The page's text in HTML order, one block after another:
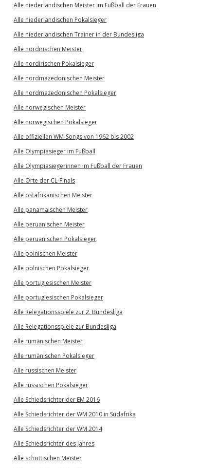
Alle niederländischen Meister im Fußball der Frauen
Alle niederländischen Pokalsieger
Alle niederländischen Trainer in der Bundesliga
Alle nordirischen Meister
Alle nordirischen Pokalsieger
Alle nordmazedonischen Meister
Alle nordmazedonischen Pokalsieger
Alle norwegischen Meister
Alle norwegischen Pokalsieger
Alle offiziellen WM-Songs von 1962 bis 2002
Alle Olympiasieger im Fußball
Alle Olympiasiegerinnen im Fußball der Frauen
Alle Orte der CL-Finals
Alle ostafrikanischen Meister
Alle panamaischen Meister
Alle peruanischen Meister
Alle peruanischen Pokalsieger
Alle polnischen Meister
Alle polnischen Pokalsieger
Alle portugiesischen Meister
Alle portugiesischen Pokalsieger
Alle Relegationsspiele zur 2. Bundesliga
Alle Relegationsspiele zur Bundesliga
Alle rumänischen Meister
Alle rumänischen Pokalsieger
Alle russischen Meister
Alle russischen Pokalsieger
Alle Schiedsrichter der EM 2016
Alle Schiedsrichter der WM 2010 in Südafrika
Alle Schiedsrichter der WM 2014
Alle Schiedsrichter des Jahres
Alle schottischen Meister